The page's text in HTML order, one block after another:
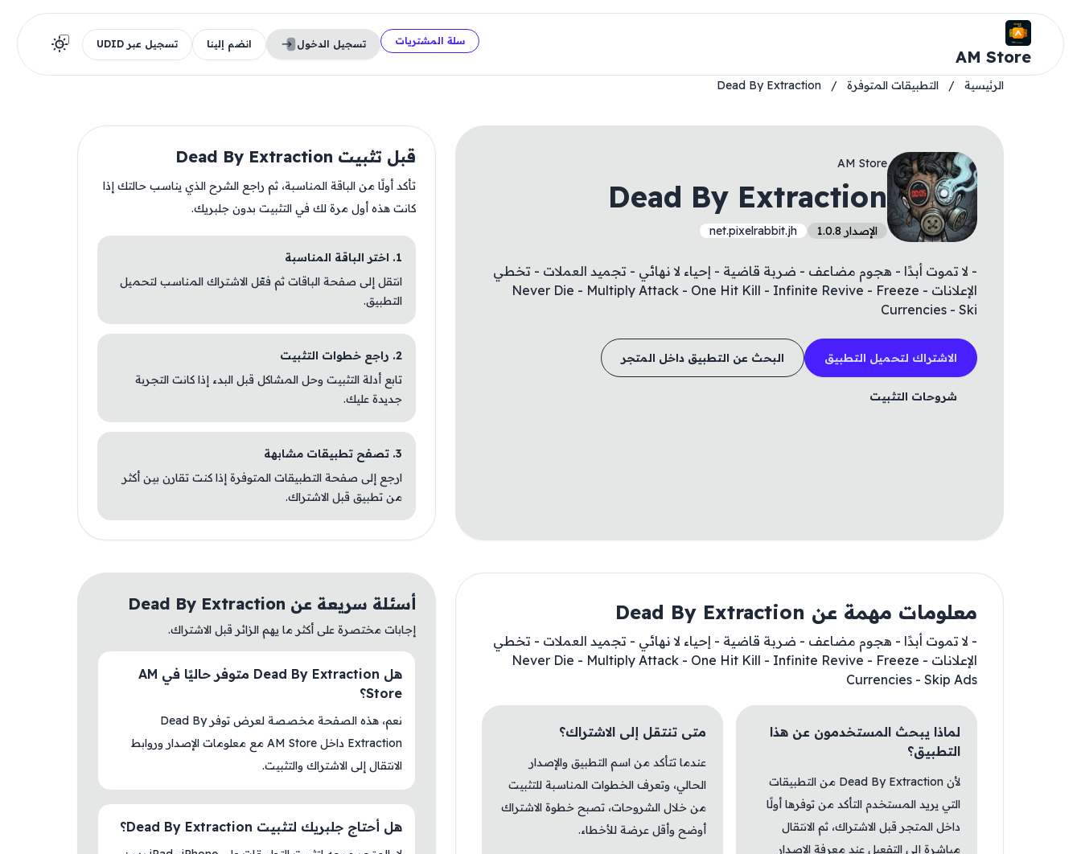
AM Store
سلة المشتريات تسجيل الدخول انضم إلينا تسجيل عبر UDID
الرئيسية / التطبيقات المتوفرة /
Dead By Extraction
AM Store
Dead By Extraction
الإصدار 1.0.8 net.pixelrabbit.jh
- لا تموت أبدًا - هجوم مضاعف - ضربة قاضية - إحياء لا نهائي - تجميد العملات - تخطي
الإعلانات - Never Die - Multiply Attack - One Hit Kill - Infinite Revive - Freeze
Currencies - Ski
الاشتراك لتحميل التطبيق البحث عن التطبيق داخل المتجر
شروحات التثبيت
قبل تثبيت Dead By Extraction
تأكد أولًا من الباقة المناسبة، ثم راجع الشرح الذي يناسب حالتك إذا
كانت هذه أول مرة لك في التثبيت بدون جلبريك.
1. اختر الباقة المناسبة
انتقل إلى صفحة الباقات ثم فعّل الاشتراك المناسب لتحميل
التطبيق.
2. راجع خطوات التثبيت
تابع أدلة التثبيت وحل المشاكل قبل البدء إذا كانت التجربة
جديدة عليك.
3. تصفح تطبيقات مشابهة
ارجع إلى صفحة التطبيقات المتوفرة إذا كنت تقارن بين أكثر
من تطبيق قبل الاشتراك.
معلومات مهمة عن Dead By Extraction
- لا تموت أبدًا - هجوم مضاعف - ضربة قاضية - إحياء لا نهائي - تجميد العملات - تخطي
الإعلانات - Never Die - Multiply Attack - One Hit Kill - Infinite Revive - Freeze
Currencies - Skip Ads
لماذا يبحث المستخدمون عن هذا
التطبيق؟
لأن Dead By Extraction من التطبيقات
التي يريد المستخدم التأكد من توفرها أولًا
داخل المتجر قبل الاشتراك، ثم الانتقال
مباشرة إلى التفعيل عند معرفة الإصدار
متى تنتقل إلى الاشتراك؟
عندما تتأكد من اسم التطبيق والإصدار
الحالي، وتعرف الخطوات المناسبة للتثبيت
من خلال الشروحات، تصبح خطوة الاشتراك
أوضح وأقل عرضة للأخطاء.
أسئلة سريعة عن Dead By Extraction
إجابات مختصرة على أكثر ما يهم الزائر قبل الاشتراك.
هل Dead By Extraction متوفر حاليًا في AM
Store؟
نعم، هذه الصفحة مخصصة لعرض توفر Dead By
Extraction داخل AM Store مع معلومات الإصدار وروابط
الانتقال إلى الاشتراك والتثبيت.
هل أحتاج جلبريك لتثبيت Dead By Extraction؟